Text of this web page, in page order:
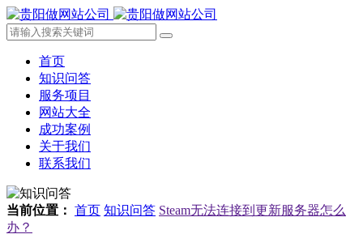
首页
知识问答
服务项目
网站大全
成功案例
关于我们
联系我们
当前位置： 首页 知识问答 Steam无法连接到更新服务器怎么
办？